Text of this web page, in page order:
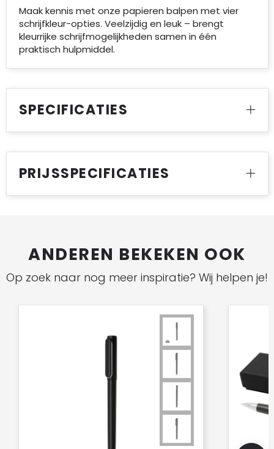
Maak kennis met onze papieren balpen met vier
schrijfkleur-opties. Veelzijdig en leuk – brengt
kleurrijke schrijfmogelijkheden samen in één
praktisch hulpmiddel.
SPECIFICATIES
PRIJSSPECIFICATIES
ANDEREN BEKEKEN OOK
Op zoek naar nog meer inspiratie? Wij helpen je!